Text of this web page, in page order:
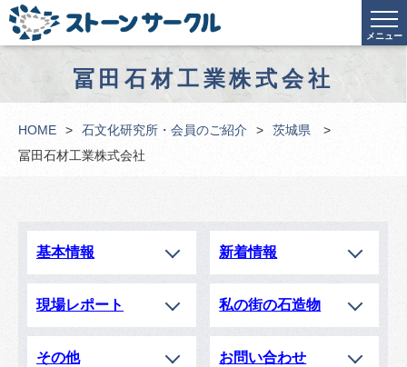
メニュー
冨田石材工業株式会社
HOME 石文化研究所・会員のご紹介
茨城県
冨田石材工業株式会社
基本情報 新着情報
現場レポート 私の街の石造物
その他 お問い合わせ